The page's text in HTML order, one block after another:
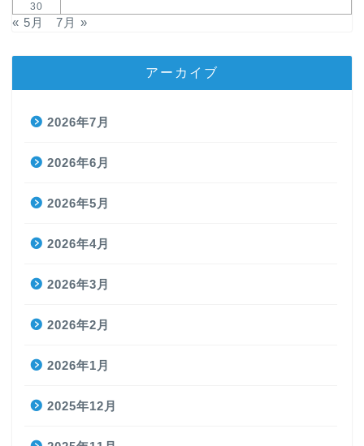
30
« 5月 7月 »
アーカイブ
2026年7月
2026年6月
2026年5月
2026年4月
2026年3月
2026年2月
2026年1月
2025年12月